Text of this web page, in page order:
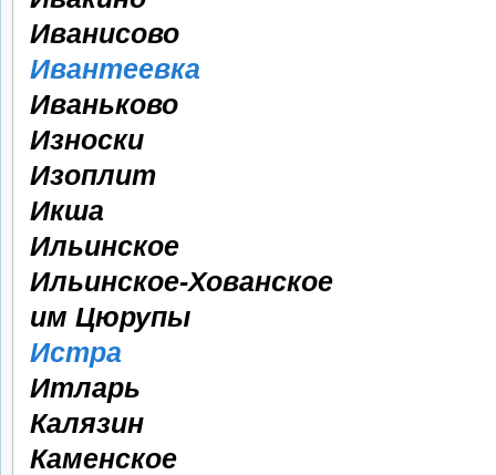
Иванисово
Ивантеевка
Иваньково
Износки
Изоплит
Икша
Ильинское
Ильинское-Хованское
им Цюрупы
Истра
Итларь
Калязин
Каменское